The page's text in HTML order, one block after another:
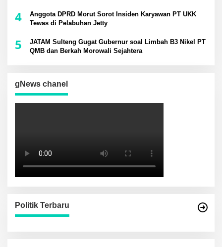
4
Anggota DPRD Morut Sorot Insiden Karyawan PT UKK
Tewas di Pelabuhan Jetty
5
JATAM Sulteng Gugat Gubernur soal Limbah B3 Nikel PT
QMB dan Berkah Morowali Sejahtera
gNews chanel
Politik Terbaru